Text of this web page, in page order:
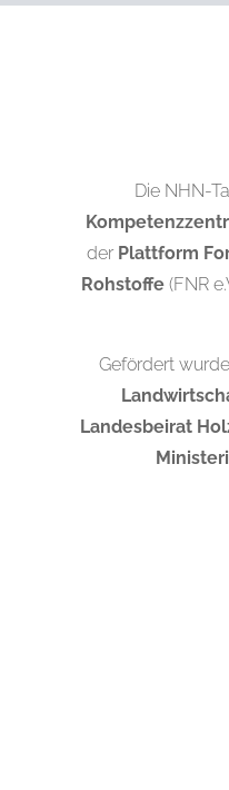
Die NHN-
der Plattform
Rohstoffe(FNR
Gefördert
Landesbeirat